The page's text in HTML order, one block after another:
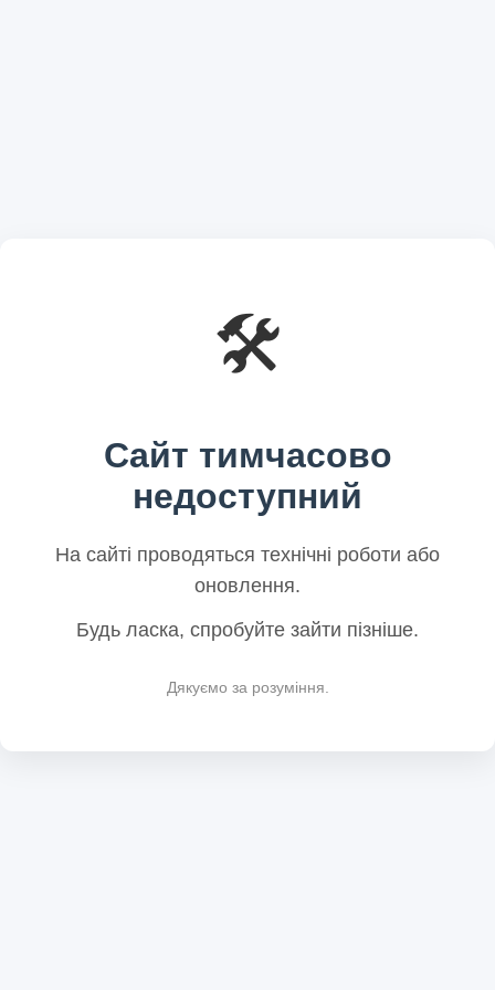
🛠️
Сайт тимчасово
недоступний
На сайті проводяться технічні роботи або
оновлення.
Будь ласка, спробуйте зайти пізніше.
Дякуємо за розуміння.